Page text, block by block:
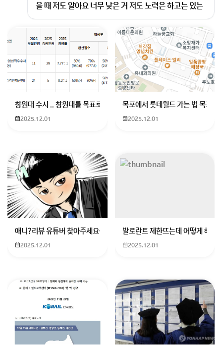
을 때 저도 알아요 너무 낮은 거 저도 노력은 하고는 있는
데 생각대로 잘 안돼서 우울해요. 제가 생각하는 곳은 상
지대 조경산림학과인데 갈 수 있을까요 지금도 노력해서
내신 올리고는 있지만 거의 3이나 2.8~3.2 정도 올릴 건
데 갈 수 있는 산림쪽 대학 있을까요?
상지대 조경산림학과는 최근 입결 기준으로 내신 3등급
대에서도 합격 사례가 있어서 지금 성적대면 충분히 도전
대학에서 3등급대 지원이 가능하다고 알려져 있어 선택
지는 넓다고 합니다 상지대 조경산림학과는 실무 중심 학
회원가입 혹은 광고 [X]를 누르면 내용이 보입니다
창원대 수시 .. 창원대를 목표로 하고 있는 09년생입니다 지금 제 내신이
2025.12.01
목포에서 롯데월드 가는 법 목포
2025.12.01
애니?리뷰 유튜버 찾아주세요ㅠㅠ 무슨 검정머리 남자 캐릭터에 더빙하
2025.12.01
발로란트 제한뜨는데 어떻게 해야
2025.12.01